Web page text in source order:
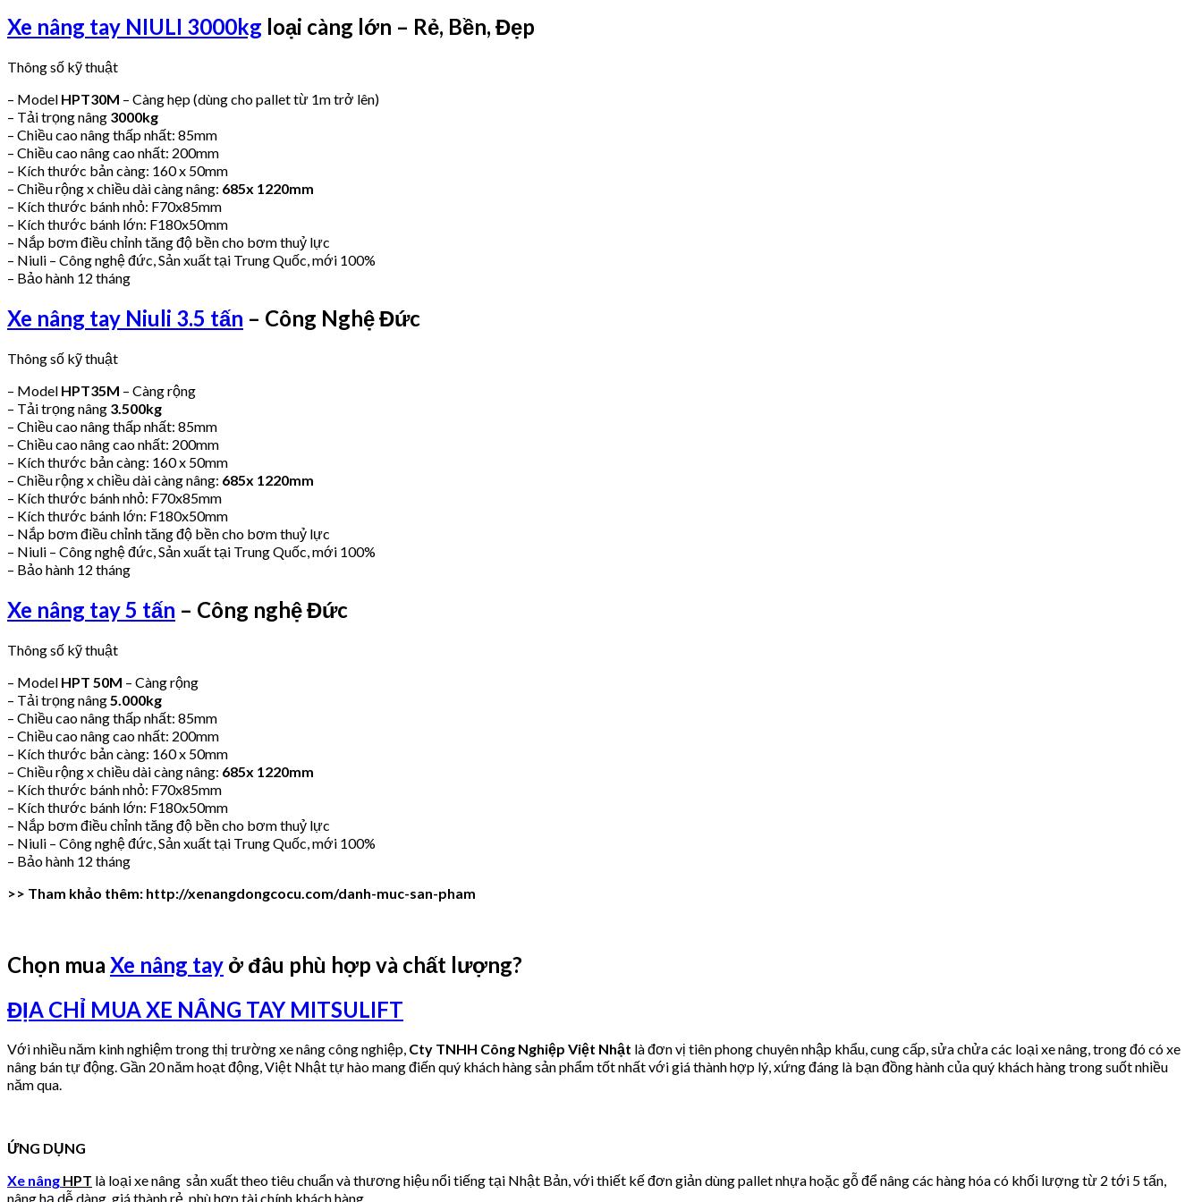
Xe nâng tay NIULI 3000kg loại càng lớn – Rẻ, Bền, Đẹp
Thông số kỹ thuật
– Model HPT30M – Càng hẹp (dùng cho pallet từ 1m trở lên)
– Tải trọng nâng 3000kg
– Chiều cao nâng thấp nhất: 85mm
– Chiều cao nâng cao nhất: 200mm
– Kích thước bản càng: 160 x 50mm
– Chiều rộng x chiều dài càng nâng: 685x 1220mm
– Kích thước bánh nhỏ: F70x85mm
– Kích thước bánh lớn: F180x50mm
– Nắp bơm điều chỉnh tăng độ bền cho bơm thuỷ lực
– Niuli – Công nghệ đức, Sản xuất tại Trung Quốc, mới 100%
– Bảo hành 12 tháng
Xe nâng tay Niuli 3.5 tấn – Công Nghệ Đức
Thông số kỹ thuật
– Model HPT35M – Càng rộng
– Tải trọng nâng 3.500kg
– Chiều cao nâng thấp nhất: 85mm
– Chiều cao nâng cao nhất: 200mm
– Kích thước bản càng: 160 x 50mm
– Chiều rộng x chiều dài càng nâng: 685x 1220mm
– Kích thước bánh nhỏ: F70x85mm
– Kích thước bánh lớn: F180x50mm
– Nắp bơm điều chỉnh tăng độ bền cho bơm thuỷ lực
– Niuli – Công nghệ đức, Sản xuất tại Trung Quốc, mới 100%
– Bảo hành 12 tháng
Xe nâng tay 5 tấn – Công nghệ Đức
Thông số kỹ thuật
– Model HPT 50M – Càng rộng
– Tải trọng nâng 5.000kg
– Chiều cao nâng thấp nhất: 85mm
– Chiều cao nâng cao nhất: 200mm
– Kích thước bản càng: 160 x 50mm
– Chiều rộng x chiều dài càng nâng: 685x 1220mm
– Kích thước bánh nhỏ: F70x85mm
– Kích thước bánh lớn: F180x50mm
– Nắp bơm điều chỉnh tăng độ bền cho bơm thuỷ lực
– Niuli – Công nghệ đức, Sản xuất tại Trung Quốc, mới 100%
– Bảo hành 12 tháng
>> Tham khảo thêm: http://xenangdongcocu.com/danh-muc-san-pham
Chọn mua Xe nâng tay ở đâu phù hợp và chất lượng?
ĐỊA CHỈ MUA XE NÂNG TAY MITSULIFT
Với nhiều năm kinh nghiệm trong thị trường xe nâng công nghiệp, Cty TNHH Công Nghiệp Việt Nhật là đơn vị tiên phong chuyên nhập khẩu, cung cấp, sửa chửa các loại xe nâng, trong đó có xe
nâng bán tự động. Gần 20 năm hoạt động, Việt Nhật tự hào mang điến quý khách hàng sản phẩm tốt nhất với giá thành hợp lý, xứng đáng là bạn đồng hành của quý khách hàng trong suốt nhiều
năm qua.
ỨNG DỤNG
Xe nâng HPT là loại xe nâng sản xuất theo tiêu chuẩn và thương hiệu nổi tiếng tại Nhật Bản, với thiết kế đơn giản dùng pallet nhựa hoặc gỗ để nâng các hàng hóa có khối lượng từ 2 tới 5 tấn,
nâng hạ dễ dàng, giá thành rẻ, phù hợp tài chính khách hàng.